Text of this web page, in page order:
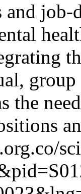
job-
the